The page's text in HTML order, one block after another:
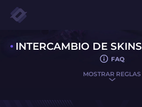
INTERCAMBIO DE
FAQ
MOSTRAR REGLAS